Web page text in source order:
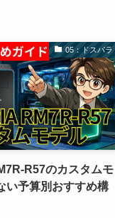
05：ドスパラ
R57のカスタムモ
い予算別おすすめ構